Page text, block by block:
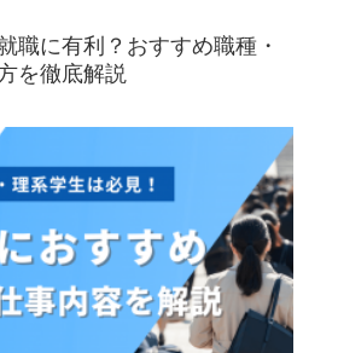
職に有利？おすすめ職種・
を徹底解説